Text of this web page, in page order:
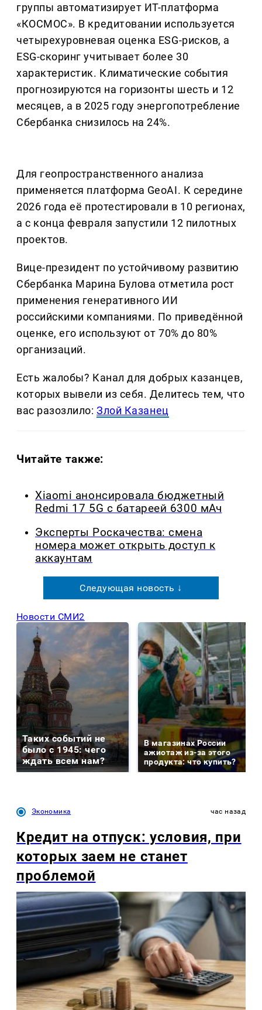
группы автоматизирует ИТ-платформа
«КОСМОС». В кредитовании используется
четырехуровневая оценка ESG-рисков, а
ESG-скоринг учитывает более 30
характеристик. Климатические события
прогнозируются на горизонты шесть и 12
месяцев, а в 2025 году энергопотребление
Сбербанка снизилось на 24%.
Для геопространственного анализа
применяется платформа GeoAI. К середине
2026 года её протестировали в 10 регионах,
а с конца февраля запустили 12 пилотных
проектов.
Вице-президент по устойчивому развитию
Сбербанка Марина Булова отметила рост
применения генеративного ИИ
российскими компаниями. По приведённой
оценке, его используют от 70% до 80%
организаций.
Есть жалобы? Канал для добрых казанцев,
которых вывели из себя. Делитеcь тем, что
вас разозлило:Злой Казанец
Читайте также:
Xiaomi анонсировала бюджетный
Redmi 17 5G с батареей 6300 мАч
Эксперты Роскачества: смена
номера может открыть доступ к
аккаунтам
Следующая новость ↓
Новости СМИ2
Таких событий не
было с 1945: чего
ждать всем нам?
В магазинах России
ажиотаж из-за этого
продукта: что купить?
Экономика час назад
Кредит на отпуск: условия, при
которых заем не станет
проблемой